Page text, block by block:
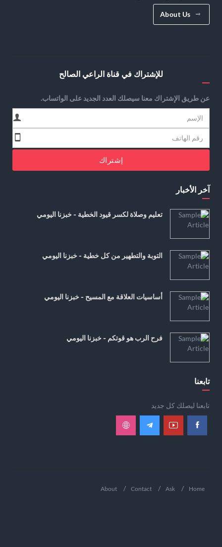
About Us
للإشتراك في قناة الراعي الصالح
عن طريق الإشتراك معنا سيصلك العدد الجديد على الواتساب.
إشتراك
آخر الأخبار
تعليم وصلاة لكسر قيود الخطية - خبزنا اليومي
التوبة والتطهير من كل خطية - خبزنا اليومي
أساسيات العلاقة مع المسيح - خبزنا اليومي
فرح الرب هو قوتكم - خبزنا اليومي
تابعنا
تابعنا ليصلك كل جديد
Home
Ask
Contact
About